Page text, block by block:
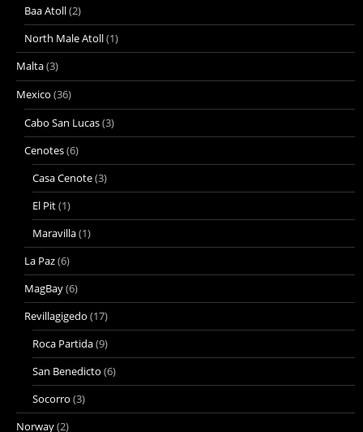
Baa Atoll(2)
North Male Atoll(1)
Malta(3)
Mexico (36)
Cabo San Lucas(3)
Cenotes(6)
Casa Cenote(3)
El Pit(1)
Maravilla(1)
La Paz(6)
MagBay(6)
Revillagigedo (17)
Roca Partida(9)
San Benedicto (6)
Socorro (3)
Norway(2)